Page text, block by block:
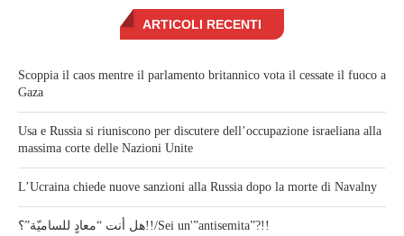
ARTICOLI RECENTI
Scoppia il caos mentre il parlamento britannico vota il cessate il fuoco a
Gaza
Usa e Russia si riuniscono per discutere dell’occupazione israeliana alla
massima corte delle Nazioni Unite
L’Ucraina chiede nuove sanzioni alla Russia dopo la morte di Navalny
هل أنت “معادٍ للساميّة”؟!!/Sei un'”antisemita”?!!